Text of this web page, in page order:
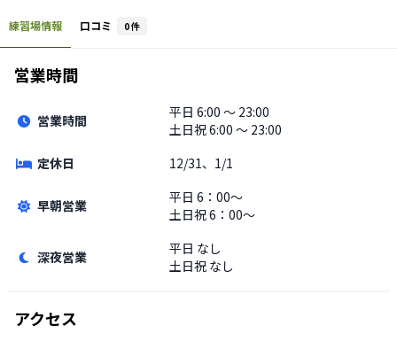
練習場情報 口コミ 0件
営業時間
営業時間 平日 6:00 〜 23:00
土日祝6:00 〜 23:00
定休日
12/31、1/1
早朝営業 平日 6：00～
土日祝6：00～
深夜営業 平日 なし
土日祝 なし
アクセス